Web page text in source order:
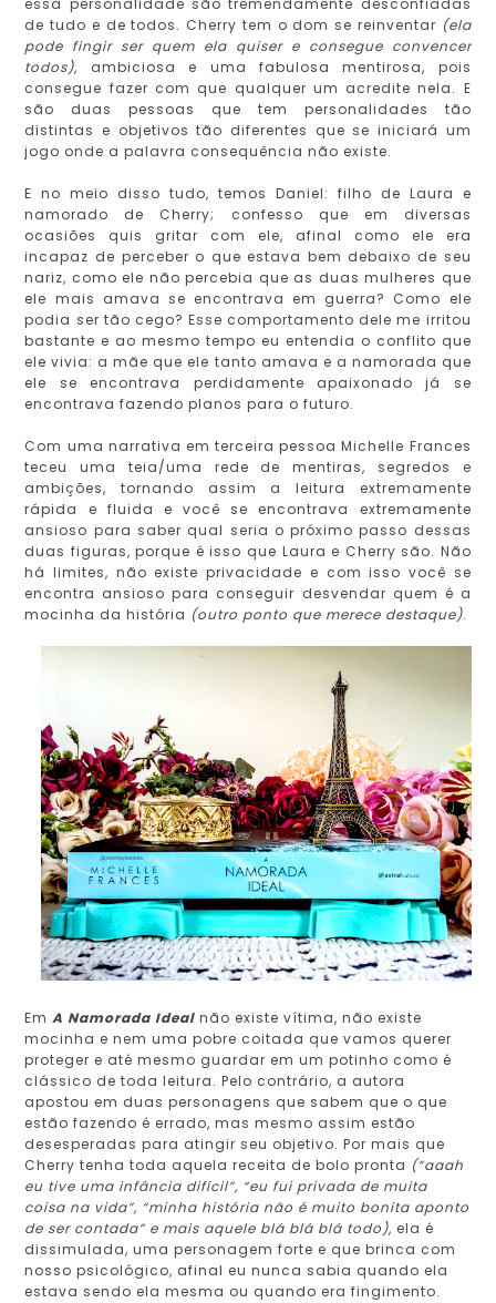
de tudo e de todos. Cherry tem o dom se reinventar (ela
pode fingir ser quem ela quiser e consegue convencer
todos), ambiciosa e uma fabulosa mentirosa, pois
consegue fazer com que qualquer um acredite nela. E
são duas pessoas que tem personalidades tão
distintas e objetivos tão diferentes que se iniciará um
jogo onde a palavra consequência não existe.
E no meio disso tudo, temos Daniel: filho de Laura e
namorado de Cherry; confesso que em diversas
ocasiões quis gritar com ele, afinal como ele era
incapaz de perceber o que estava bem debaixo de seu
nariz, como ele não percebia que as duas mulheres que
ele mais amava se encontrava em guerra? Como ele
podia ser tão cego? Esse comportamento dele me irritou
bastante e ao mesmo tempo eu entendia o conflito que
ele vivia: a mãe que ele tanto amava e a namorada que
ele se encontrava perdidamente apaixonado já se
encontrava fazendo planos para o futuro.
Com uma narrativa em terceira pessoa Michelle Frances
teceu uma teia/uma rede de mentiras, segredos e
ambições, tornando assim a leitura extremamente
rápida e fluida e você se encontrava extremamente
ansioso para saber qual seria o próximo passo dessas
duas figuras, porque é isso que Laura e Cherry são. Não
há limites, não existe privacidade e com isso você se
encontra ansioso para conseguir desvendar quem é a
mocinha da história (outro ponto que merece destaque).
EmA Namorada Idealnão existe vítima, não existe
mocinha e nem uma pobre coitada que vamos querer
proteger e até mesmo guardar em um potinho como é
clássico de toda leitura. Pelo contrário, a autora
apostou em duas personagens que sabem que o que
estão fazendo é errado, mas mesmo assim estão
desesperadas para atingir seu objetivo. Por mais que
Cherry tenha toda aquela receita de bolo pronta (“aaah
eu tive uma infância difícil”, “eu fui privada de muita
coisa na vida”, “minha história não é muito bonita aponto
de ser contada” e mais aquele blá blá blá todo), ela é
dissimulada, uma personagem forte e que brinca com
nosso psicológico, afinal eu nunca sabia quando ela
estava sendo ela mesma ou quando era fingimento.